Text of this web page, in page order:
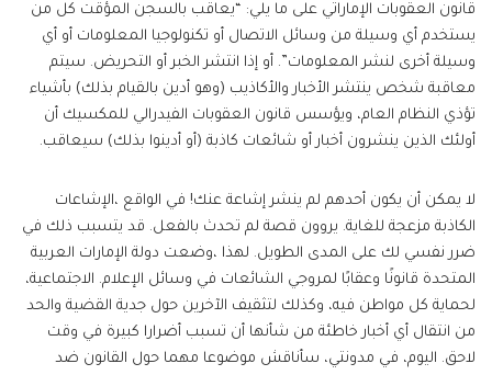
قانون العقوبات الإماراتي على ما يلي: “يعاقب بالسجن المؤقت كل من
يستخدم أي وسيلة من وسائل الاتصال أو تكنولوجيا المعلومات أو أي
وسيلة أخرى لنشر المعلومات”. أو إذا انتشر الخبر أو التحريض. سيتم
معاقبة شخص ينتشر الأخبار والأكاذيب (وهو أدين بالقيام بذلك) بأشياء
تؤذي النظام العام، ويؤسس قانون العقوبات الفيدرالي للمكسيك أن
أولئك الذين ينشرون أخبار أو شائعات كاذبة (أو أدينوا بذلك) سيعاقب.
لا يمكن أن يكون أحدهم لم ينشر إشاعة عنك! في الواقع ،الإشاعات
الكاذبة مزعجة للغاية. يروون قصة لم تحدث بالفعل. قد يتسبب ذلك في
ضرر نفسي لك على المدى الطويل. لهذا ،وضعت دولة الإمارات العربية
المتحدة قانونًا وعقابًا لمروجي الشائعات في وسائل الإعلام. الاجتماعية،
لحماية كل مواطن فيه، وكذلك لتثقيف الآخرين حول جدية القضية والحد
من انتقال أي أخبار خاطئة من شأنها أن تسبب أضرارا كبيرة في وقت
لاحق. اليوم، في مدونتي، سأناقش موضوعا مهما حول القانون ضد